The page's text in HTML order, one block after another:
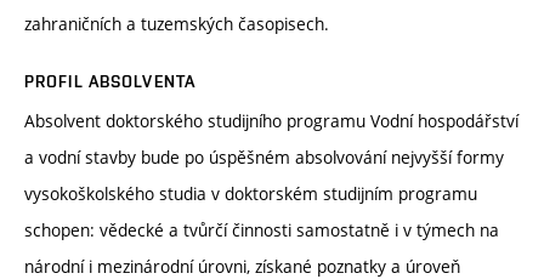
zahraničních a tuzemských časopisech.
PROFIL ABSOLVENTA
Absolvent doktorského studijního programu Vodní hospodářství
a vodní stavby bude po úspěšném absolvování nejvyšší formy
vysokoškolského studia v doktorském studijním programu
schopen: vědecké a tvůrčí činnosti samostatně i v týmech na
národní i mezinárodní úrovni, získané poznatky a úroveň